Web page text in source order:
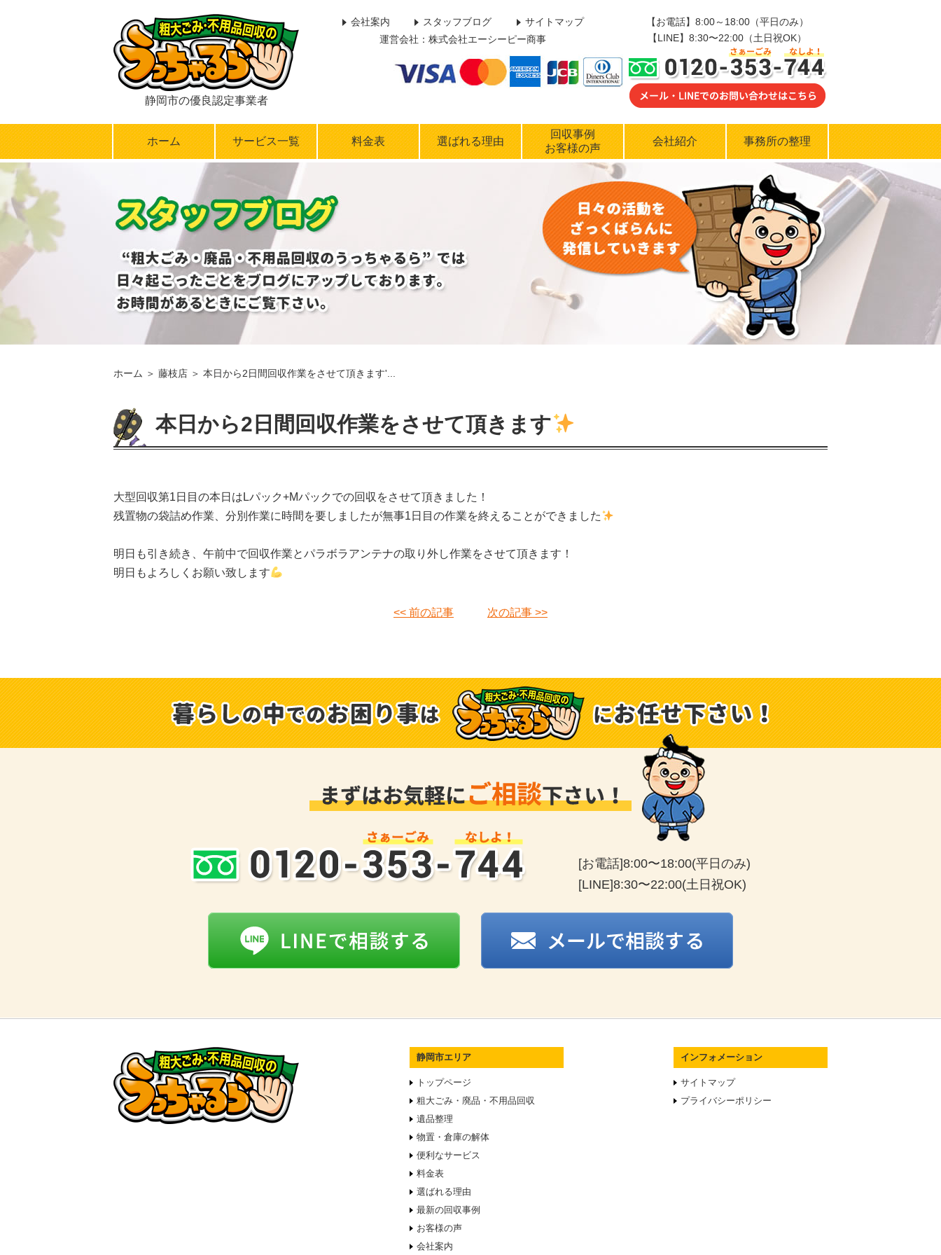
静岡市の優良認定事業者
会社案内 スタッフブログ
サイトマップ
運営会社：株式会社エーシーピー商事
【お電話】8:00～18:00（平日のみ）
【LINE】8:30〜22:00（土日祝OK）
ホーム サービス一覧 料金表 選ばれる理由
回収事例
お客様の声
会社紹介 事務所の整理
ホーム ＞ 藤枝店 ＞ 本日から2日間回収作業をさせて頂きます'...
本日から2日間回収作業をさせて頂きます
大型回収第1日目の本日はLパック+Mパックでの回収をさせて頂きました！
残置物の袋詰め作業、分別作業に時間を要しましたが無事1日目の作業を終えることができました
明日も引き続き、午前中で回収作業とパラボラアンテナの取り外し作業をさせて頂きます！
明日もよろしくお願い致します
<< 前の記事 次の記事 >>
[お電話]8:00〜18:00(平日のみ)
[LINE]8:30〜22:00(土日祝OK)
静岡市エリア
トップページ
粗大ごみ・廃品・不用品回収
遺品整理
物置・倉庫の解体
便利なサービス
料金表
選ばれる理由
最新の回収事例
お客様の声
会社案内
インフォメーション
サイトマップ
プライバシーポリシー